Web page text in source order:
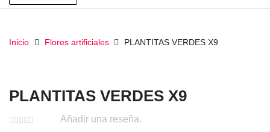
Inicio Flores artificiales PLANTITAS VERDES X9
PLANTITAS VERDES X9
Añadir una reseña.